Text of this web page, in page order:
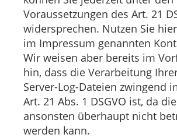
Voraussetzungen des Art. 21
widersprechen. Nutzen Sie
im Impressum genannten
Wir weisen aber bereits im
hin, dass die Verarbeitung
Server-Log-Dateien zwingend
Art. 21 Abs. 1 DSGVO ist, da
ansonsten überhaupt nicht
werden kann.